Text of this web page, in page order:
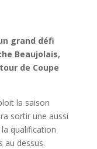
grand défi
Beaujolais,
de Coupe
la saison
sortir une aussi
qualification
au dessus.